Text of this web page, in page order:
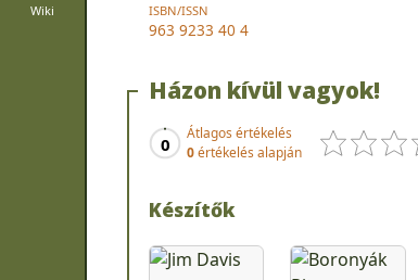
Wiki ISBN/ISSN
963 9233 40 4
Házon kívül vagyok!
0
Átlagos értékelés
0értékelés alapján
Készítők